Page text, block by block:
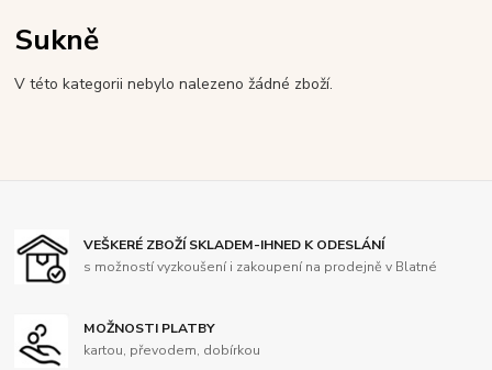
Sukně
V této kategorii nebylo nalezeno žádné zboží.
VEŠKERÉ ZBOŽÍ SKLADEM-IHNED K ODESLÁNÍ
s možností vyzkoušení i zakoupení na prodejně v Blatné
MOŽNOSTI PLATBY
kartou, převodem, dobírkou